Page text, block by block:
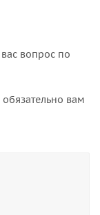
вопрос по
вам